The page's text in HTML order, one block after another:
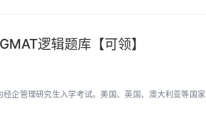
逻辑题库【可领】
企管理研究生入学考试。美国、英国、澳大利亚等国家